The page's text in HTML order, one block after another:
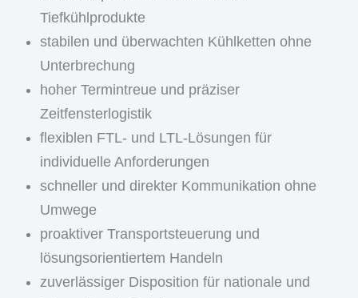
Tiefkühlprodukte
stabilen und überwachten Kühlketten ohne
Unterbrechung
hoher Termintreue und präziser
Zeitfensterlogistik
flexiblen FTL- und LTL-Lösungen für
individuelle Anforderungen
schneller und direkter Kommunikation ohne
Umwege
proaktiver Transportsteuerung und
lösungsorientiertem Handeln
zuverlässiger Disposition für nationale und